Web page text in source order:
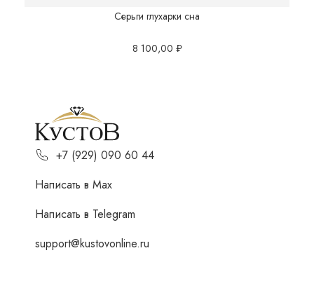
Серьги глухарки сна
8 100,00 ₽
+7 (929) 090 60 44
Написать в Мах
Написать в Telegram
support@kustovonline.ru